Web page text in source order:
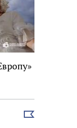
Выбрать